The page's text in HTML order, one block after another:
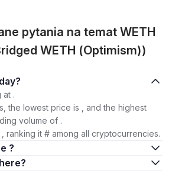
pytania na temat WETH
WETH (Optimism))
is today?
at .
the lowest price is , and the highest
volume of .
ranking it # among all cryptocurrencies.
?
are there?